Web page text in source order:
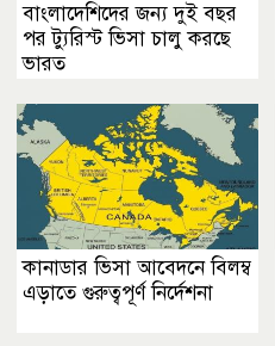
বাংলাদেশিদের জন্য দুই বছর
পর ট্যুরিস্ট ভিসা চালু করছে
ভারত
কানাডার ভিসা আবেদনে বিলম্ব
এড়াতে গুরুত্বপূর্ণ নির্দেশনা